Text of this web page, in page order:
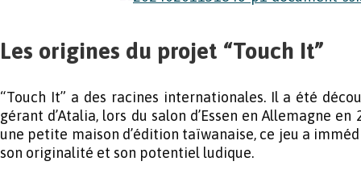
Les origines du projet “Touch It”
“Touch It” a des racines internationales. Il a été
gérant d’Atalia, lors du salon d’Essen en Allemagne
une petite maison d’édition taïwanaise, ce jeu a
son originalité et son potentiel ludique.